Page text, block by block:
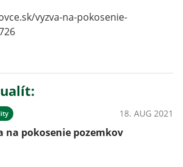
vyzva-na-pokosenie-
18. AUG 2021
na pokosenie pozemkov